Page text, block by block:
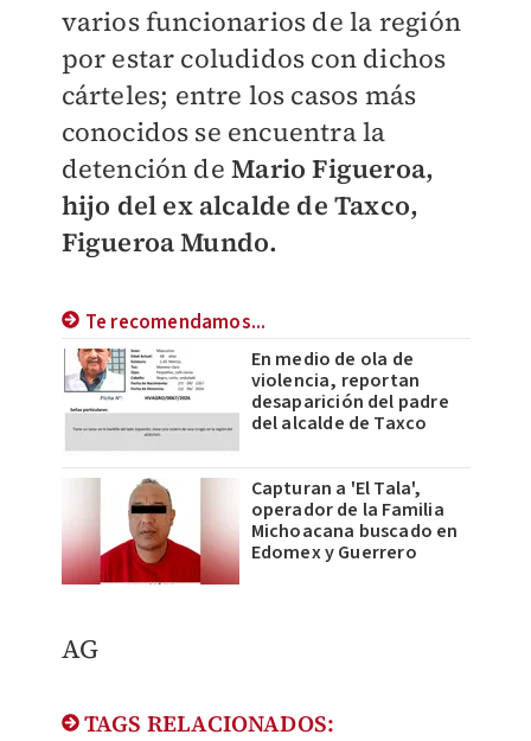
varios funcionarios de la región
por estar coludidos con dichos
cárteles; entre los casos más
conocidos se encuentra la
detención deMario Figueroa,
hijo del ex alcalde de Taxco,
Figueroa Mundo.
Te recomendamos...
En medio de ola de
violencia, reportan
desaparición del padre
del alcalde de Taxco
Capturan a 'El Tala',
operador de la Familia
Michoacana buscado en
Edomex y Guerrero
AG
TAGS RELACIONADOS: